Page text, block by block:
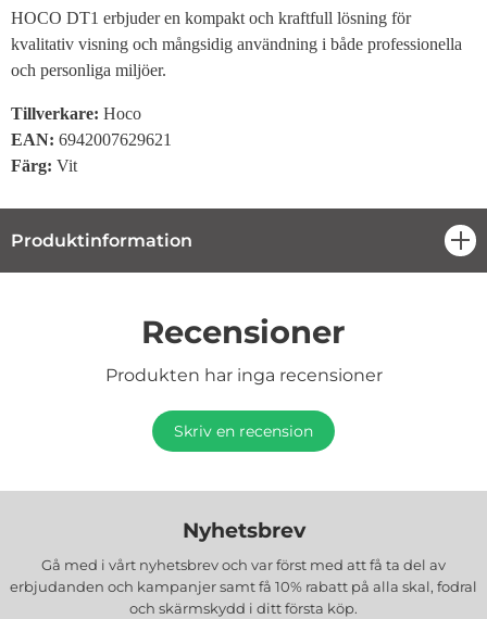
HOCO DT1 erbjuder en kompakt och kraftfull lösning för
kvalitativ visning och mångsidig användning i både professionella
och personliga miljöer.
Tillverkare: Hoco
EAN: 6942007629621
Färg: Vit
Produktinformation
Recensioner
Produkten har inga recensioner
Skriv en recension
Nyhetsbrev
Gå med i vårt nyhetsbrev och var först med att få ta del av
erbjudanden och kampanjer samt få 10% rabatt på alla skal, fodral
och skärmskydd i ditt första köp.